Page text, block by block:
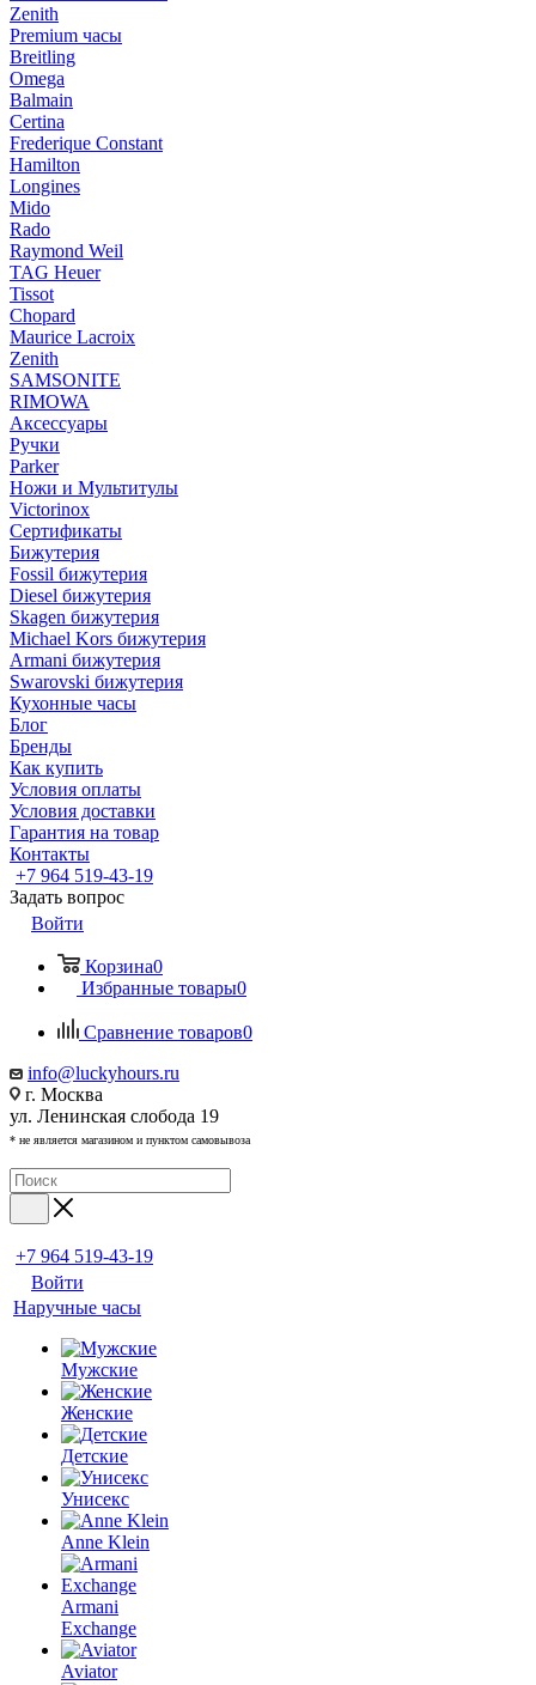
Zenith
Premium часы
Breitling
Omega
Balmain
Certina
Frederique Constant
Hamilton
Longines
Mido
Rado
Raymond Weil
TAG Heuer
Tissot
Chopard
Maurice Lacroix
Zenith
SAMSONITE
RIMOWA
Аксессуары
Ручки
Parker
Ножи и Мультитулы
Victorinox
Сертификаты
Бижутерия
Fossil бижутерия
Diesel бижутерия
Skagen бижутерия
Michael Kors бижутерия
Armani бижутерия
Swarovski бижутерия
Кухонные часы
Блог
Бренды
Как купить
Условия оплаты
Условия доставки
Гарантия на товар
Контакты
+7 964 519-43-19
Задать вопрос
Войти
Корзина0
Избранные товары0
Сравнение товаров0
info@luckyhours.ru
г. Москва
ул. Ленинская слобода 19
* не является магазином и пунктом самовывоза
+7 964 519-43-19
Войти
Наручные часы
Мужские
Женские
Детские
Унисекс
Anne Klein
Armani
Exchange
Aviator